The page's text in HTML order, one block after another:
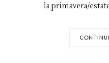
la primavera/